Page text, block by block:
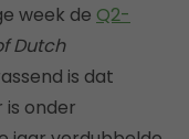
week de Q2-
Dutch
is dat
is onder